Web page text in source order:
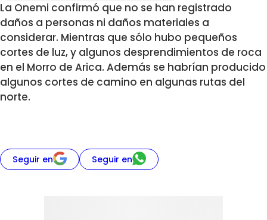
La Onemi confirmó que no se han registrado
daños a personas ni daños materiales a
considerar. Mientras que sólo hubo pequeños
cortes de luz, y algunos desprendimientos de roca
en el Morro de Arica. Además se habrían producido
algunos cortes de camino en algunas rutas del
norte.
Seguir en Seguir en